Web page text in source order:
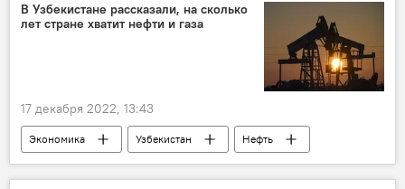
В Узбекистане рассказали, на сколько
лет стране хватит нефти и газа
17 декабря 2022, 13:43
Экономика Узбекистан
Нефть
газ